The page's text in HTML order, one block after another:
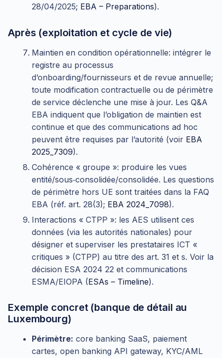
28/04/2025; EBA – Preparations).
Après (exploitation et cycle de vie)
Maintien en condition opérationnelle: intégrer le
registre au processus
d’onboarding/fournisseurs et de revue annuelle;
toute modification contractuelle ou de périmètre
de service déclenche une mise à jour. Les Q&A
EBA indiquent que l’obligation de maintien est
continue et que des communications ad hoc
peuvent être requises par l’autorité (voir EBA
2025_7309).
Cohérence « groupe »: produire les vues
entité/sous‑consolidée/consolidée. Les questions
de périmètre hors UE sont traitées dans la FAQ
EBA (réf. art. 28(3); EBA 2024_7098).
Interactions « CTPP »: les AES utilisent ces
données (via les autorités nationales) pour
désigner et superviser les prestataires ICT «
critiques » (CTPP) au titre des art. 31 et s. Voir la
décision ESA 2024 22 et communications
ESMA/EIOPA (ESAs – Timeline).
Exemple concret (banque de détail au
Luxembourg)
Périmètre: core banking SaaS, paiement
cartes, open banking API gateway, KYC/AML